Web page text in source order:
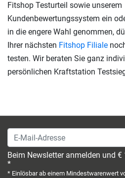
Fitshop Testurteil sowie unserem
Kundenbewertungssystem ein
in die engere Wahl genommen,
Ihrer nächsten Fitshop Filiale
testen. Wir beraten Sie ganz
persönlichen Kraftstation
E-Mail-Adresse
Beim Newsletter anmelden und
*
* Einlösbar ab einem Mindestwarenwert